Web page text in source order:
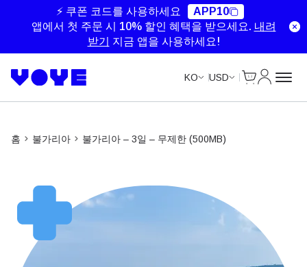
⚡ 쿠폰 코드를 사용하세요
APP10
앱에서 첫 주문 시 10% 할인 혜택을 받으세요. 내려
받기
지금 앱을 사용하세요!
KO USD
홈 불가리아 불가리아 – 3일 – 무제한 (500MB)
Unlimited Data
Unlimited Data
Unlimited Data
Unlimited Data